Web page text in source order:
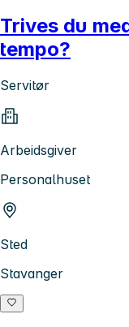
Trives du
tempo?
Servitør
Arbeidsgiver
Personalhuset
Sted
Stavanger